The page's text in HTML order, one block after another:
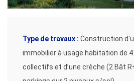
Type de travaux : Construction
immobilier à usage habitation de
collectifs et d’une crèche (2 Bât